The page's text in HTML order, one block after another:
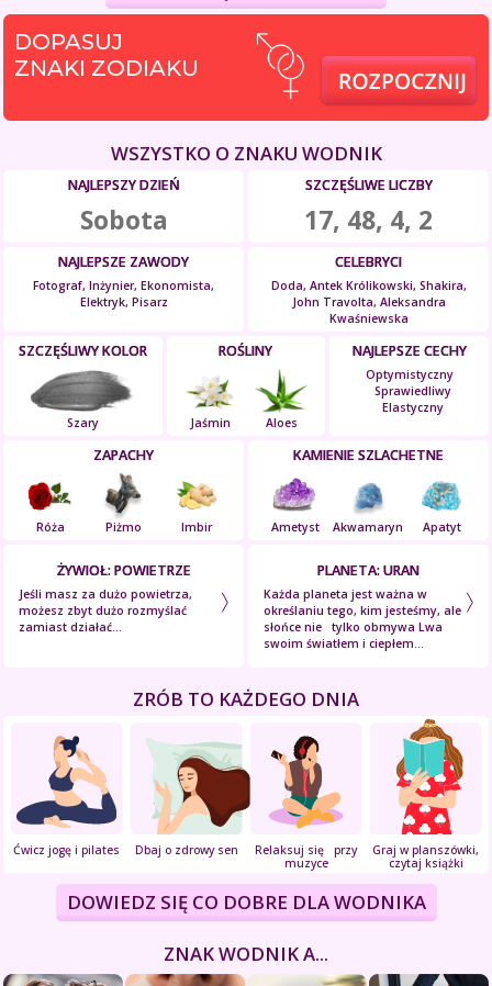
DOPASUJ
ZNAKI ZODIAKU
WSZYSTKO O ZNAKU WODNIK
NAJLEPSZY DZIEŃ
Sobota
SZCZĘŚLIWE LICZBY
17, 48, 4, 2
NAJLEPSZE ZAWODY
Fotograf, Inżynier, Ekonomista,
Elektryk, Pisarz
CELEBRYCI
Doda, Antek Królikowski, Shakira,
John Travolta, Aleksandra
Kwaśniewska
ŻYWIOŁ: POWIETRZE
Jeśli masz za dużo powietrza,
możesz zbyt dużo rozmyślać
zamiast działać...
PLANETA: URAN
Każda planeta jest ważna w
określaniu tego, kim jesteśmy, ale
słońce nie tylko obmywa Lwa
swoim światłem i ciepłem...
NAJLEPSZE CECHY
Optymistyczny
Sprawiedliwy
Elastyczny
SZCZĘŚLIWY KOLOR
Szary
ROŚLINY
Jaśmin Aloes
ZAPACHY
Róża Piżmo Imbir
KAMIENIE SZLACHETNE
Ametyst Akwamaryn Apatyt
ZRÓB TO KAŻDEGO DNIA
Ćwicz jogę i pilates Dbaj o zdrowy sen
Relaksuj się przy
muzyce
Graj w planszówki,
czytaj książki
DOWIEDZ SIĘ CO DOBRE DLA WODNIKA
ZNAK WODNIK A...